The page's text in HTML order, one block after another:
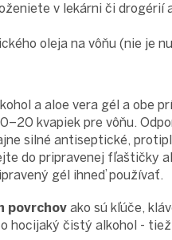
v lekárni či
oleja na vôňu (nie je
a aloe vera gél a obe
kvapiek pre vôňu.
silné antiseptické,
do pripravenej fľaštičky
gél ihneď používať.
povrchov ako sú kľúče,
hocijaký čistý alkohol -